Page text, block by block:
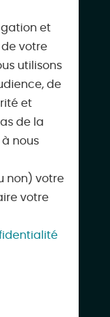
et
votre
utilisons
de
et
de la
nous
non) votre
votre